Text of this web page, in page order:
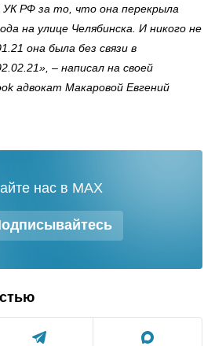
УК РФ за то, что она перекрыла
на улице Челябинска. И никого не
она была без связи в
– написал на своей
адвокат Макаровой Евгений
нас в MAX